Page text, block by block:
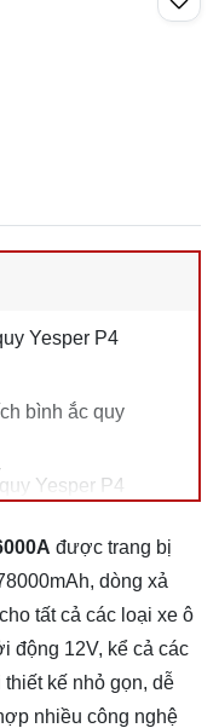
Yesper P4
bình ắc quy
Yesper P4
ắc quy
được trang bị
dòng xả
tất cả các loại xe ô
động 12V, kể cả các
kế nhỏ gọn, dễ
nhiều công nghệ